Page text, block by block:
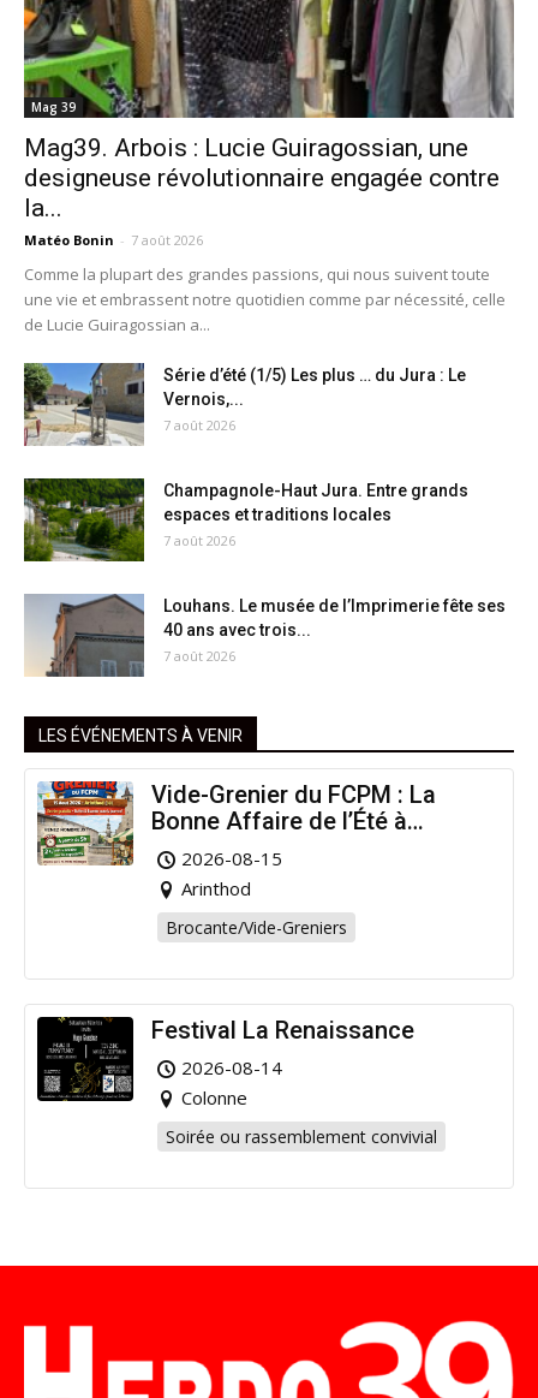
Mag 39
Mag39. Arbois : Lucie Guiragossian, une
designeuse révolutionnaire engagée contre
la...
Matéo Bonin - 7 août 2026
Comme la plupart des grandes passions, qui nous suivent toute
une vie et embrassent notre quotidien comme par nécessité, celle
de Lucie Guiragossian a...
Série d’été (1/5) Les plus … du Jura : Le
Vernois,...
7 août 2026
Champagnole-Haut Jura. Entre grands
espaces et traditions locales
7 août 2026
Louhans. Le musée de l’Imprimerie fête ses
40 ans avec trois...
7 août 2026
LES ÉVÉNEMENTS À VENIR
Vide-Grenier du FCPM : La
Bonne Affaire de l’Été à
Arinthod !
2026-08-15
Arinthod
Brocante/Vide-Greniers
Festival La Renaissance
2026-08-14
Colonne
Soirée ou rassemblement convivial